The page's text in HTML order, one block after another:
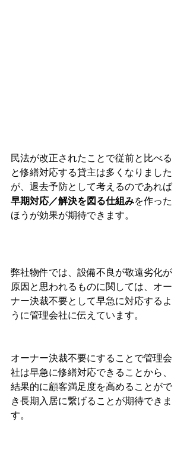
民法が改正されたことで従前と比べる
と修繕対応する貸主は多くなりました
が、退去予防として考えるのであれば
早期対応／解決を図る仕組みを作った
ほうが効果が期待できます。
弊社物件では、設備不良が敬遠劣化が
原因と思われるものに関しては、オー
ナー決裁不要として早急に対応するよ
うに管理会社に伝えています。
オーナー決裁不要にすることで管理会
社は早急に修繕対応できることから、
結果的に顧客満足度を高めることがで
き長期入居に繋げることが期待できま
す。